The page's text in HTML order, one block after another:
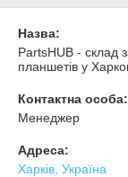
Назва:
PartsHUB - склад
планшетів у
Контактна особа:
Менеджер
Адреса:
Харків, Україна